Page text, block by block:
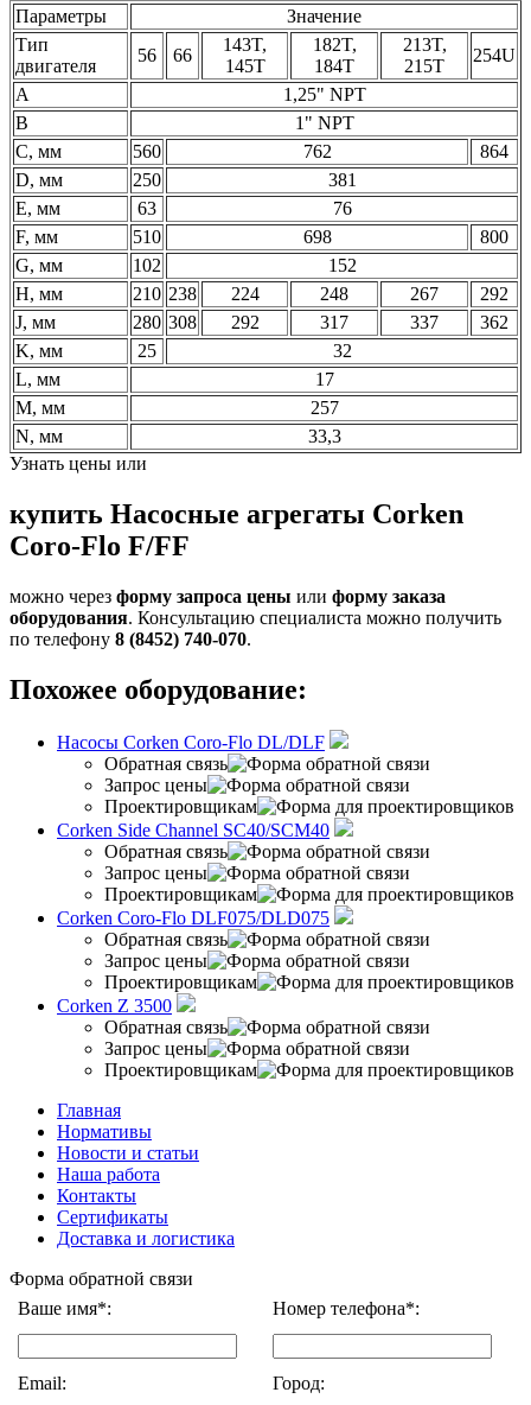
Параметры
Значение
Тип
двигателя
56 66
143T,
145T
182T,
184T
213T,
215T
254U
A
1,25" NPT
B
1" NPT
C, мм
560 762
864
D, мм
250
381
E, мм
63
76
F, мм
510 698
800
G, мм
102
152
H, мм
210 238 224 248 267
292
J, мм
280 308 292 317 337
362
K, мм
25
32
L, мм
17
M, мм
257
N, мм
33,3
Узнать цены или
купить Насосные агрегаты Corken
Coro-Flo F/FF
можно через форму запроса цены или форму заказа
оборудования. Консультацию специалиста можно получить
по телефону 8 (8452) 740-070.
Похожее оборудование:
Насосы Corken Coro-Flo DL/DLF
Обратная связь
Запрос цены
Проектировщикам
Corken Side Channel SC40/SCM40
Обратная связь
Запрос цены
Проектировщикам
Corken Coro-Flo DLF075/DLD075
Обратная связь
Запрос цены
Проектировщикам
Corken Z 3500
Обратная связь
Запрос цены
Проектировщикам
Главная
Нормативы
Новости и статьи
Наша работа
Контакты
Сертификаты
Доставка и логистика
Форма обратной связи
Ваше имя*:
Номер телефона*:
Email: Город: